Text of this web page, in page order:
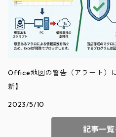
Office地図の警告（アラート）
新】
2023/5/10
記事一